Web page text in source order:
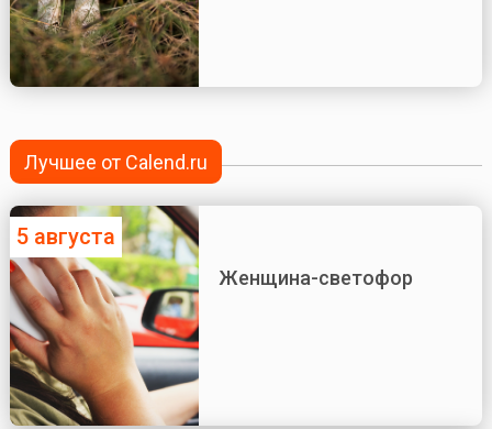
Лучшее от Calend.ru
5 августа
Женщина-светофор